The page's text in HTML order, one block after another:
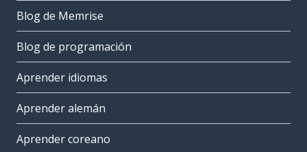
Blog de Memrise
Blog de programación
Aprender idiomas
Aprender alemán
Aprender coreano